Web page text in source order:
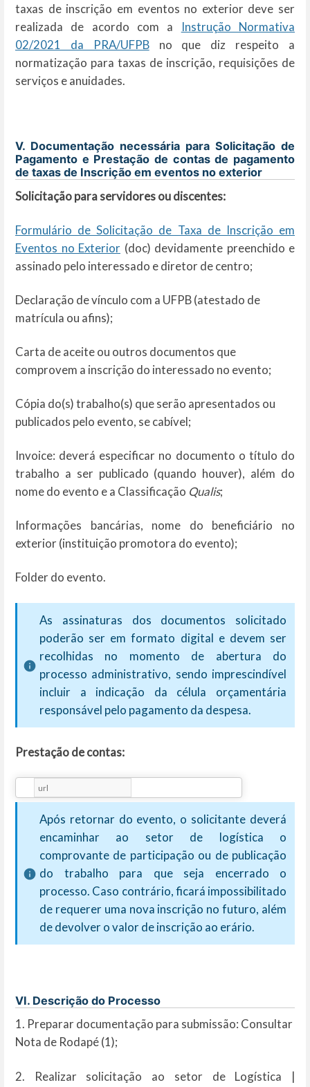
taxas de inscrição em eventos no exterior deve ser
realizada de acordo com a
Instrução Normativa
02/2021 da PRA/UFPBno que diz respeito a
normatização para taxas de inscrição, requisições de
serviços e anuidades.
V. Documentação necessária para Solicitação de
Pagamento e Prestação de contas de pagamento
de taxas de Inscrição em eventos no exterior
Solicitação para servidores ou discentes:
Formulário de Solicitação de Taxa de Inscrição em
Eventos no Exterior (doc) devidamente preenchido e
assinado pelo interessado e diretor de centro;
Declaração de vínculo com a UFPB (atestado de
matrícula ou afins);
Carta de aceite ou outros documentos que
comprovem a inscrição do interessado no evento;
Cópia do(s) trabalho(s) que serão apresentados ou
publicados pelo evento, se cabível;
Invoice: deverá especificar no documento o título do
trabalho a ser publicado (quando houver), além do
nome do evento e a Classificação Qualis;
Informações bancárias, nome do beneficiário no
exterior (instituição promotora do evento);
Folder do evento.
As assinaturas dos documentos solicitado
poderão ser em formato digital e devem ser
recolhidas no momento de abertura do
processo administrativo, sendo imprescindível
incluir a indicação da célula orçamentária
responsável pelo pagamento da despesa.
Prestação de contas:
Após retornar do evento, o solicitante deverá
encaminhar ao setor de logística o
comprovante de participação ou de publicação
do trabalho para que seja encerrado o
processo. Caso contrário, ficará impossibilitado
de requerer uma nova inscrição no futuro, além
de devolver o valor de inscrição ao erário.
VI. Descrição do Processo
1. Preparar documentação para submissão: Consultar
Nota de Rodapé (1);
2. Realizar solicitação ao setor de Logística |